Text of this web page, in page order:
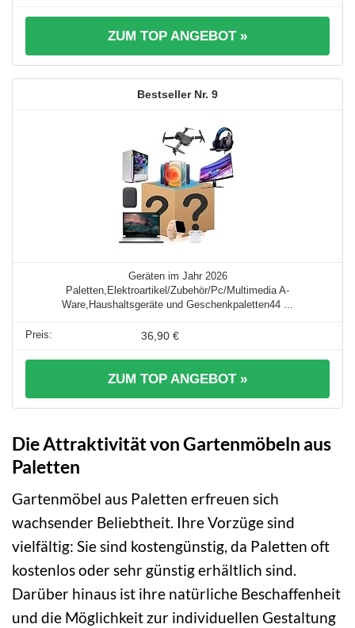
ZUM TOP ANGEBOT »
9
Geräten im Jahr 2026
Paletten,Elektroartikel/Zubehör/Pc/Multimedia A-
Ware,Haushaltsgeräte und Geschenkpaletten44 ...
36,90 €
ZUM TOP ANGEBOT »
Die Attraktivität von Gartenmöbeln aus
Paletten
Gartenmöbel aus Paletten erfreuen sich
wachsender Beliebtheit. Ihre Vorzüge sind
vielfältig: Sie sind kostengünstig, da Paletten oft
kostenlos oder sehr günstig erhältlich sind.
Darüber hinaus ist ihre natürliche Beschaffenheit
und die Möglichkeit zur individuellen Gestaltung